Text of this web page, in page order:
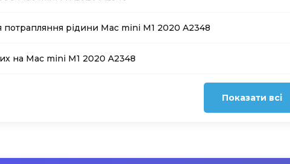
потрапляння рідини Mac mini M1 2020 A2348
на Mac mini M1 2020 A2348
Показати всі